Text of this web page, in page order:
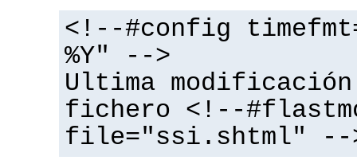
<!--#config
%Y" -->
Ultima
fichero <!--
file="ssi.shtml" --